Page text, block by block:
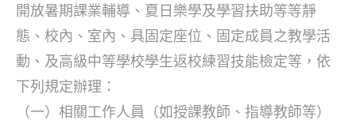
開放暑期課業輔導、夏日樂學及學習扶助等等靜
態、校內、室內、具固定座位、固定成員之教學活
動、及高級中等學校學生返校練習技能檢定等，依
下列規定辦理：
（一）相關工作人員（如授課教師、指導教師等）